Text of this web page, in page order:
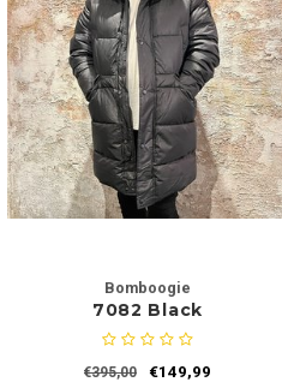
Bomboogie
7082 Black
€395,00 €149,99